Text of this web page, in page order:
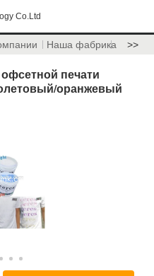
Co.Ltd
Наша фабрика >>
печати
оранжевый